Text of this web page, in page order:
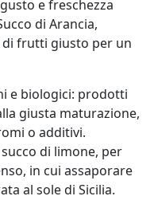
e freschezza
di Arancia,
di frutti giusto per un
e biologici: prodotti
giusta maturazione,
o additivi.
di limone, per
in cui assaporare
al sole di Sicilia.